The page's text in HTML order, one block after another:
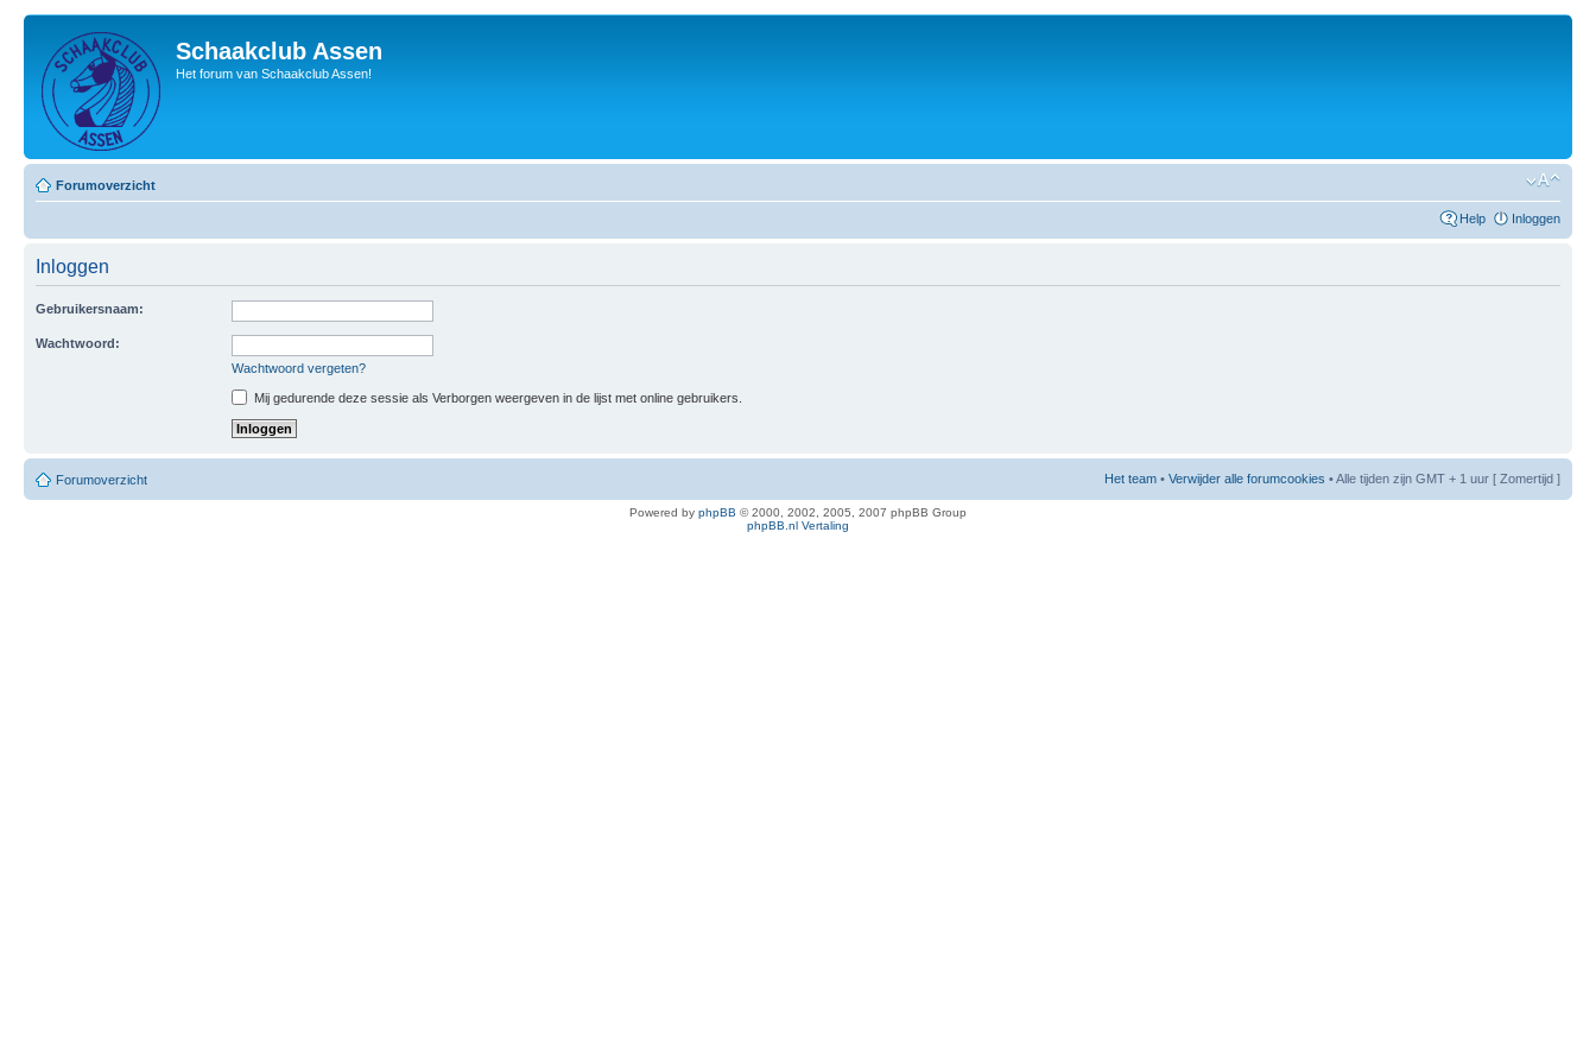
Schaakclub Assen
Het forum van Schaakclub Assen!
Forumoverzicht
Help Inloggen
Inloggen
Gebruikersnaam:
Wachtwoord:
Wachtwoord vergeten?
Mij gedurende deze sessie als Verborgen weergeven in de lijst met online gebruikers.
Forumoverzicht Het team • Verwijder alle forumcookies • Alle tijden zijn GMT + 1 uur [ Zomertijd ]
Powered by phpBB © 2000, 2002, 2005, 2007 phpBB Group
phpBB.nl Vertaling